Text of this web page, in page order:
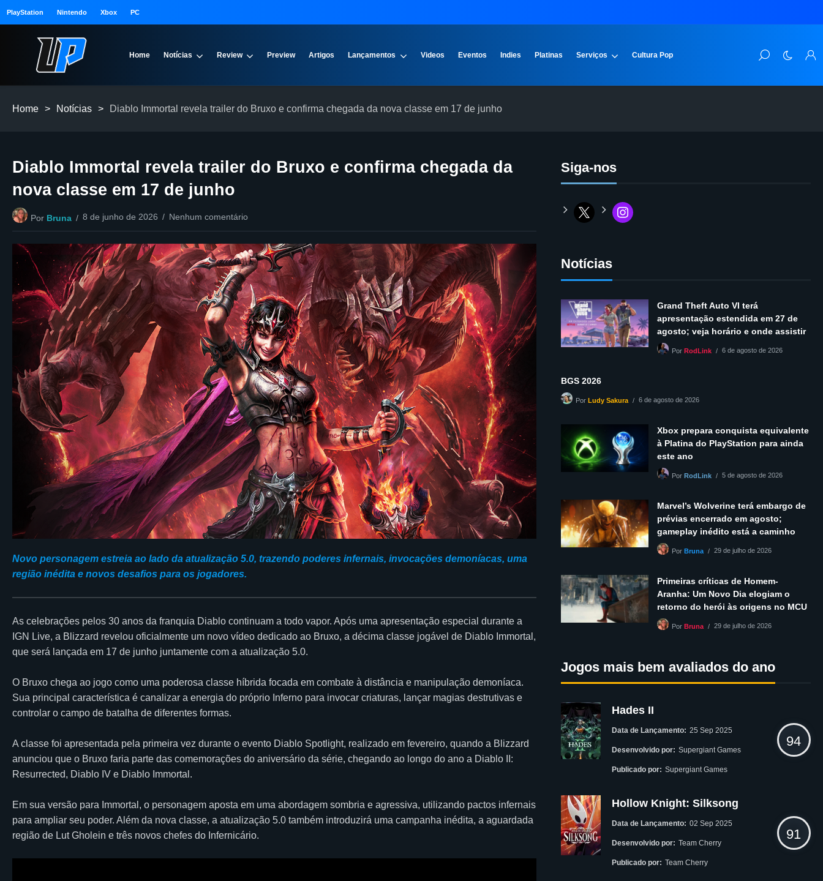
PlayStation Nintendo Xbox PC
Home Notícias Review Preview Artigos Lançamentos Videos Eventos Indies Platinas Serviços Cultura Pop
Home > Notícias > Diablo Immortal revela trailer do Bruxo e confirma chegada da nova classe em 17 de junho
Diablo Immortal revela trailer do Bruxo e confirma chegada da
nova classe em 17 de junho
Por Bruna 8 de junho de 2026 Nenhum comentário
Novo personagem estreia ao lado da atualização 5.0, trazendo poderes infernais, invocações demoníacas, uma
região inédita e novos desafios para os jogadores.
As celebrações pelos 30 anos da franquia Diablo continuam a todo vapor. Após uma apresentação especial durante a
IGN Live, a Blizzard revelou oficialmente um novo vídeo dedicado ao Bruxo, a décima classe jogável de Diablo Immortal,
que será lançada em 17 de junho juntamente com a atualização 5.0.
O Bruxo chega ao jogo como uma poderosa classe híbrida focada em combate à distância e manipulação demoníaca.
Sua principal característica é canalizar a energia do próprio Inferno para invocar criaturas, lançar magias destrutivas e
controlar o campo de batalha de diferentes formas.
A classe foi apresentada pela primeira vez durante o evento Diablo Spotlight, realizado em fevereiro, quando a Blizzard
anunciou que o Bruxo faria parte das comemorações do aniversário da série, chegando ao longo do ano a Diablo II:
Resurrected, Diablo IV e Diablo Immortal.
Em sua versão para Immortal, o personagem aposta em uma abordagem sombria e agressiva, utilizando pactos infernais
para ampliar seu poder. Além da nova classe, a atualização 5.0 também introduzirá uma campanha inédita, a aguardada
região de Lut Gholein e três novos chefes do Infernicário.
Siga-nos
Notícias
Grand Theft Auto VI terá
apresentação estendida em 27 de
agosto; veja horário e onde assistir
PorRodLink 6 de agosto de 2026
BGS 2026
PorLudy Sakura 6 de agosto de 2026
Xbox prepara conquista equivalente
à Platina do PlayStation para ainda
este ano
PorRodLink 5 de agosto de 2026
Marvel’s Wolverine terá embargo de
prévias encerrado em agosto;
gameplay inédito está a caminho
PorBruna 29 de julho de 2026
Primeiras críticas de Homem-
Aranha: Um Novo Dia elogiam o
retorno do herói às origens no MCU
PorBruna 29 de julho de 2026
Jogos mais bem avaliados do ano
Hades II
Data de Lançamento: 25 Sep 2025
Desenvolvido por: Supergiant Games
Publicado por: Supergiant Games
94
Hollow Knight: Silksong
Data de Lançamento: 02 Sep 2025
Desenvolvido por: Team Cherry
Publicado por: Team Cherry
91